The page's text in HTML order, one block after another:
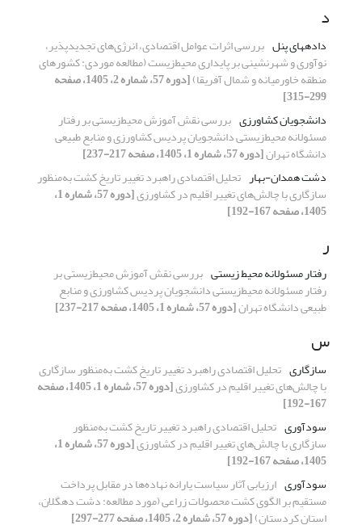
د
داده‏های پنل بررسی اثرات عوامل اقتصادی، انرژی‏‌های تجدیدپذیر،
نوآوری و شهرنشینی بر پایداری محیط‌زیست (مطالعه موردی: کشورهای
منطقه خاورمیانه و شمال آفریقا) [دوره 57، شماره 2، 1405، صفحه
299-315]
دانشجویان کشاورزی بررسی نقش آموزش محیط‌زیستی بر رفتار
مسئولانه محیط‌زیستی دانشجویان پردیس کشاورزی و منابع طبیعی
دانشگاه تهران[دوره 57، شماره 1، 1405، صفحه 217-237]
دشت همدان-بهار تحلیل اقتصادی راهبرد تغییر تاریخ کشت به‌منظور
سازگاری با چالش‌های تغییر اقلیم در کشاورزی [دوره 57، شماره 1،
1405، صفحه 167-192]
ر
رفتار مسئولانه محیط زیستی بررسی نقش آموزش محیط‌زیستی بر
رفتار مسئولانه محیط‌زیستی دانشجویان پردیس کشاورزی و منابع
طبیعی دانشگاه تهران[دوره 57، شماره 1، 1405، صفحه 217-237]
س
سازگاری تحلیل اقتصادی راهبرد تغییر تاریخ کشت به‌منظور سازگاری
با چالش‌های تغییر اقلیم در کشاورزی [دوره 57، شماره 1، 1405، صفحه
167-192]
سودآوری تحلیل اقتصادی راهبرد تغییر تاریخ کشت به‌منظور
سازگاری با چالش‌های تغییر اقلیم در کشاورزی [دوره 57، شماره 1،
1405، صفحه 167-192]
سودآوری ارزیابی آثار سیاست یارانه نهاده‌ها در مقابل پرداخت
مستقیم بر الگوی کشت محصولات زراعی (مورد مطالعه: دشت دهگلان،
استان کردستان)[دوره 57، شماره 2، 1405، صفحه 277-297]